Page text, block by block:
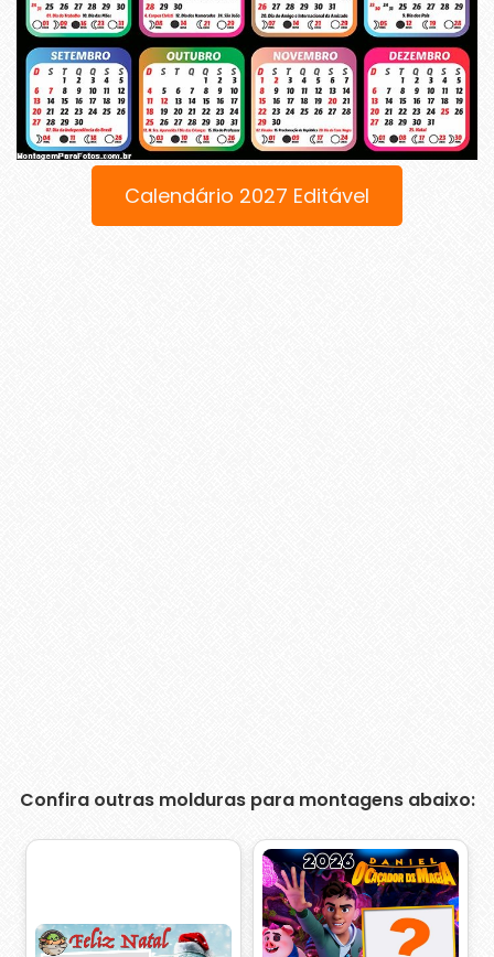
Calendário 2027 Editável
Confira outras molduras para montagens abaixo: